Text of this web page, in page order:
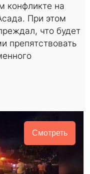
конфликте на
При этом
что будет
препятствовать
Смотреть